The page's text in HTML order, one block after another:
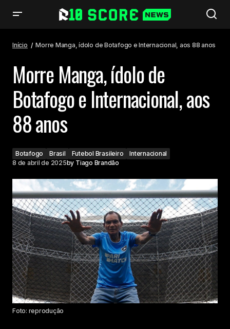
Início Morre Manga, ídolo de Botafogo e Internacional, aos 88 anos
Morre Manga, ídolo de
Botafogo e Internacional, aos
88 anos
Botafogo Brasil Futebol Brasileiro
Internacional
8 de abril de 2025by Tiago Brandão
Foto: reprodução